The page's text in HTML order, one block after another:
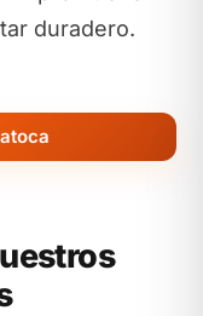
duradero.